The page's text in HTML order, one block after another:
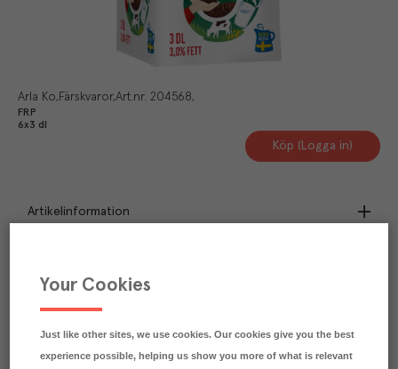
Arla Ko Färskvaror Art.nr. 204568
FRP
6x3 dl
Köp (Logga in)
Artikelinformation
Märkningar
Näringsdeklaration
Your Cookies
Just like other sites, we use cookies. Our cookies give you the best
experience possible, helping us show you more of what is relevant